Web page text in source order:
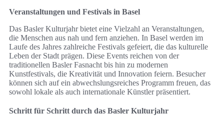
Veranstaltungen und Festivals in Basel
Das Basler Kulturjahr bietet eine Vielzahl an Veranstaltungen,
die Menschen aus nah und fern anziehen. In Basel werden im
Laufe des Jahres zahlreiche Festivals gefeiert, die das kulturelle
Leben der Stadt prägen. Diese Events reichen von der
traditionellen Basler Fasnacht bis hin zu modernen
Kunstfestivals, die Kreativität und Innovation feiern. Besucher
können sich auf ein abwechslungsreiches Programm freuen, das
sowohl lokale als auch internationale Künstler präsentiert.
Schritt für Schritt durch das Basler Kulturjahr